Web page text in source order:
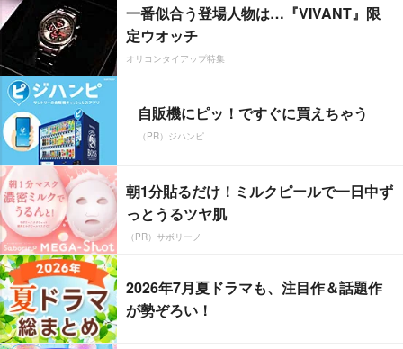
一番似合う登場人物は…『VIVANT』限
定ウオッチ
オリコンタイアップ特集
自販機にピッ！ですぐに買えちゃう
（PR）ジハンピ
朝1分貼るだけ！ミルクピールで一日中ず
っとうるツヤ肌
（PR）サボリーノ
2026年7月夏ドラマも、注目作＆話題作
が勢ぞろい！